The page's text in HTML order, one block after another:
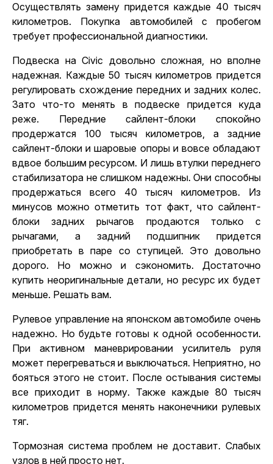
Осуществлять замену придется каждые 40 тысяч
километров. Покупка автомобилей с пробегом
требует профессиональной диагностики.
Подвеска на Civic довольно сложная, но вполне
надежная. Каждые 50 тысяч километров придется
регулировать схождение передних и задних колес.
Зато что-то менять в подвеске придется куда
реже. Передние сайлент-блоки спокойно
продержатся 100 тысяч километров, а задние
сайлент-блоки и шаровые опоры и вовсе обладают
вдвое большим ресурсом. И лишь втулки переднего
стабилизатора не слишком надежны. Они способны
продержаться всего 40 тысяч километров. Из
минусов можно отметить тот факт, что сайлент-
блоки задних рычагов продаются только с
рычагами, а задний подшипник придется
приобретать в паре со ступицей. Это довольно
дорого. Но можно и сэкономить. Достаточно
купить неоригинальные детали, но ресурс их будет
меньше. Решать вам.
Рулевое управление на японском автомобиле очень
надежно. Но будьте готовы к одной особенности.
При активном маневрировании усилитель руля
может перегреваться и выключаться. Неприятно, но
бояться этого не стоит. После остывания системы
все приходит в норму. Также каждые 80 тысяч
километров придется менять наконечники рулевых
тяг.
Тормозная система проблем не доставит. Слабых
узлов в ней просто нет.